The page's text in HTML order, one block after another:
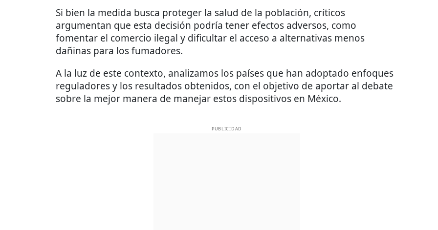
Si bien la medida busca proteger la salud de la población, críticos
argumentan que esta decisión podría tener efectos adversos, como
fomentar el comercio ilegal y dificultar el acceso a alternativas menos
dañinas para los fumadores.
A la luz de este contexto, analizamos los países que han adoptado enfoques
reguladores y los resultados obtenidos, con el objetivo de aportar al debate
sobre la mejor manera de manejar estos dispositivos en México.
PUBLICIDAD